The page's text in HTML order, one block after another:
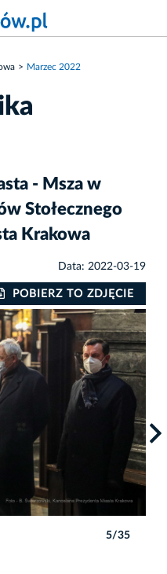
Marzec 2022
- Msza w
Stołecznego
Krakowa
Data: 2022-03-19
POBIERZ TO ZDJĘCIE
5/35